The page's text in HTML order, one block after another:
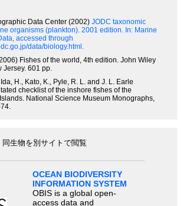
Data Center (2002) JODC taxonomic
organisms (plankton). 2001 edition. In: Marine
accessed through
data/biology.html.
Fishes of the world, 4th edition. John Wiley
Jersey. 601 pp.
H., Kato, K., Pyle, R. L. and J. L. Earle
checklist of the inshore fishes of the
National Science Museum Monographs,
同生物を別サイトで閲覧
OCEAN BIODIVERSITY
INFORMATION SYSTEM
OBIS is a global open-
access data and